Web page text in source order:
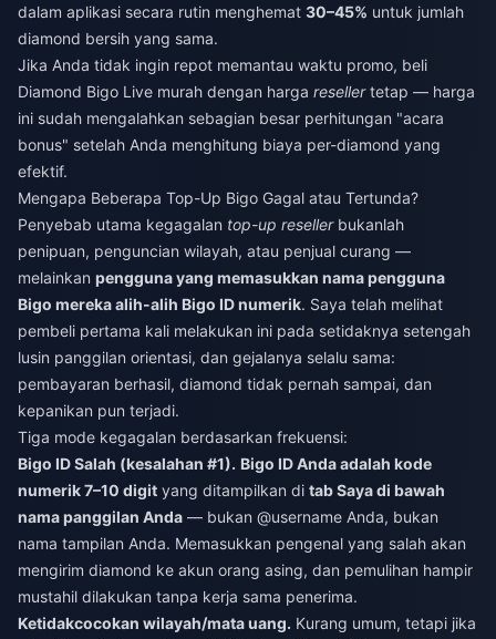
dalam aplikasi secara rutin menghemat 30–45% untuk jumlah
diamond bersih yang sama.
Jika Anda tidak ingin repot memantau waktu promo, beli
Diamond Bigo Live murah dengan harga resellertetap — harga
ini sudah mengalahkan sebagian besar perhitungan "acara
bonus" setelah Anda menghitung biaya per-diamond yang
efektif.
Mengapa Beberapa Top-Up Bigo Gagal atau Tertunda?
Penyebab utama kegagalan top-up resellerbukanlah
penipuan, penguncian wilayah, atau penjual curang —
melainkan pengguna yang memasukkan nama pengguna
Bigo mereka alih-alih Bigo ID numerik. Saya telah melihat
pembeli pertama kali melakukan ini pada setidaknya setengah
lusin panggilan orientasi, dan gejalanya selalu sama:
pembayaran berhasil, diamond tidak pernah sampai, dan
kepanikan pun terjadi.
Tiga mode kegagalan berdasarkan frekuensi:
Bigo ID Salah (kesalahan #1). Bigo ID Anda adalah kode
numerik 7–10 digit yang ditampilkan di tab Saya di bawah
nama panggilan Anda — bukan @username Anda, bukan
nama tampilan Anda. Memasukkan pengenal yang salah akan
mengirim diamond ke akun orang asing, dan pemulihan hampir
mustahil dilakukan tanpa kerja sama penerima.
Ketidakcocokan wilayah/mata uang. Kurang umum, tetapi jika